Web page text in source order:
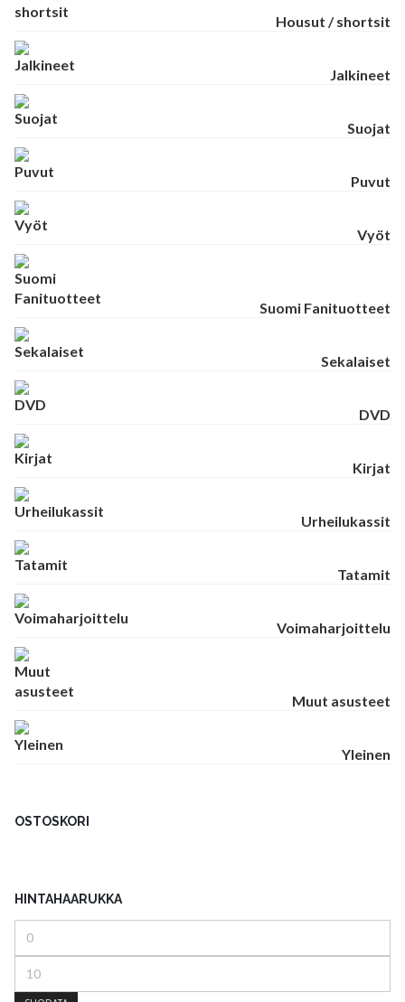
Housut / shortsit
Jalkineet
Suojat
Puvut
Vyöt
Suomi Fanituotteet
Sekalaiset
DVD
Kirjat
Urheilukassit
Tatamit
Voimaharjoittelu
Muut asusteet
Yleinen
OSTOSKORI
HINTAHAARUKKA